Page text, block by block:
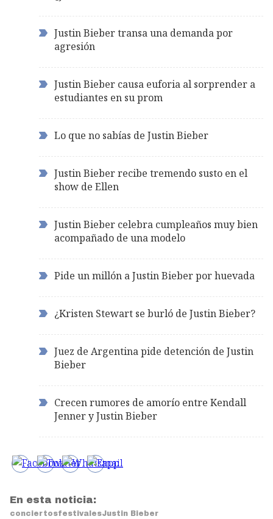
Justin Bieber transa una demanda por
agresión
Justin Bieber causa euforia al sorprender a
estudiantes en su prom
Lo que no sabías de Justin Bieber
Justin Bieber recibe tremendo susto en el
show de Ellen
Justin Bieber celebra cumpleaños muy bien
acompañado de una modelo
Pide un millón a Justin Bieber por huevada
¿Kristen Stewart se burló de Justin Bieber?
Juez de Argentina pide detención de Justin
Bieber
Crecen rumores de amorío entre Kendall
Jenner y Justin Bieber
En esta noticia:
conciertosfestivalesJustin Bieber